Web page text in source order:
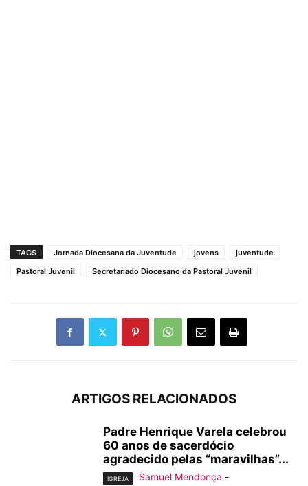
TAGS Jornada Diocesana da Juventude jovens
juventude
Pastoral Juvenil
Secretariado Diocesano da Pastoral Juvenil
ARTIGOS RELACIONADOS
Padre Henrique Varela celebrou
60 anos de sacerdócio
agradecido pelas “maravilhas”...
IGREJA Samuel Mendonça -